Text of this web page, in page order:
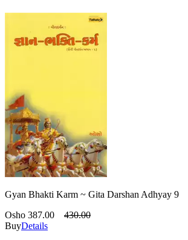
Gyan Bhakti Karm ~ Gita Darshan Adhyay 9
Osho 387.00
430.00
BuyDetails